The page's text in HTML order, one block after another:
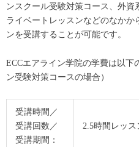
ンスクール受験対策コース、外
ライベートレッスンなどのなかか
ンを受講することが可能です。
ECCエアライン学院の学費は以下
ン受験対策コースの場合）
受講時間／
受講回数／
受講期間：
2.5時間レッス